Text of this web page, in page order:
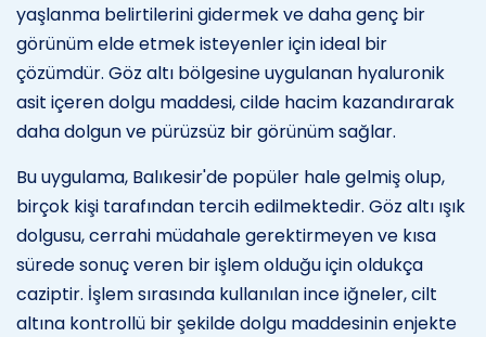
yaşlanma belirtilerini gidermek ve daha genç bir
görünüm elde etmek isteyenler için ideal bir
çözümdür. Göz altı bölgesine uygulanan hyaluronik
asit içeren dolgu maddesi, cilde hacim kazandırarak
daha dolgun ve pürüzsüz bir görünüm sağlar.
Bu uygulama, Balıkesir'de popüler hale gelmiş olup,
birçok kişi tarafından tercih edilmektedir. Göz altı ışık
dolgusu, cerrahi müdahale gerektirmeyen ve kısa
sürede sonuç veren bir işlem olduğu için oldukça
caziptir. İşlem sırasında kullanılan ince iğneler, cilt
altına kontrollü bir şekilde dolgu maddesinin enjekte